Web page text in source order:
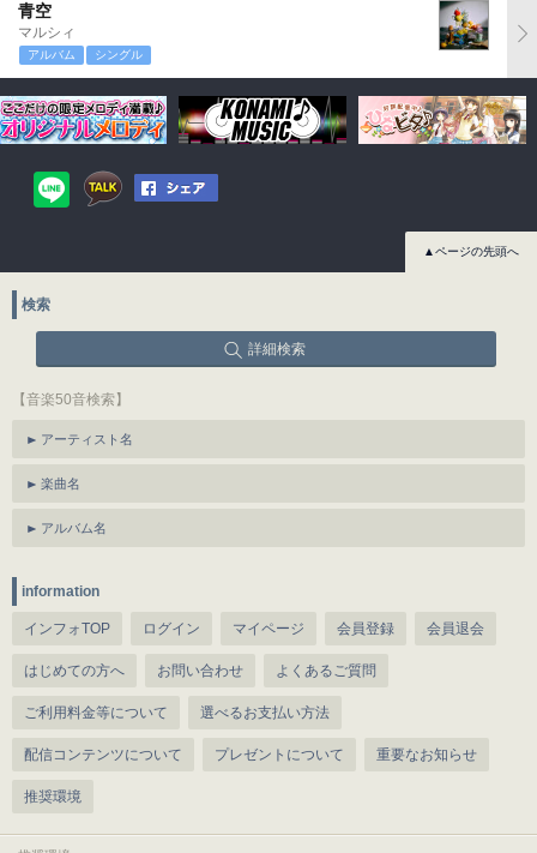
青空
マルシィ
アルバム シングル
▲ページの先頭へ
検索
詳細検索
【音楽50音検索】
アーティスト名
楽曲名
アルバム名
information
インフォTOP ログイン マイページ 会員登録 会員退会
はじめての方へ お問い合わせ よくあるご質問
ご利用料金等について 選べるお支払い方法
配信コンテンツについて プレゼントについて 重要なお知らせ
推奨環境